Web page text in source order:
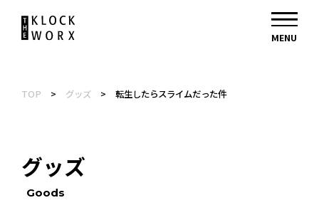
TOP > グッズ > 転生したらスライムだった件
グッズ
Goods